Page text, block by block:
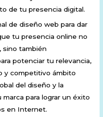
de tu presencia digital.
de diseño web para dar
tu presencia online no
sino también
potenciar tu relevancia,
y competitivo ámbito
del diseño y la
para lograr un éxito
en Internet.